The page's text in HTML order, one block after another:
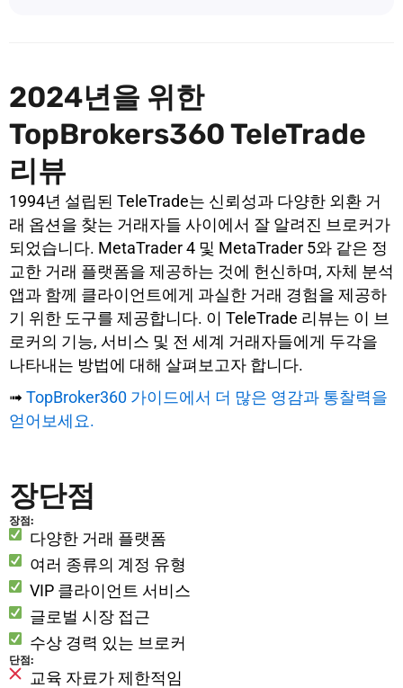
2024년을 위한
TopBrokers360 TeleTrade
리뷰
1994년 설립된 TeleTrade는 신뢰성과 다양한 외환 거
래 옵션을 찾는 거래자들 사이에서 잘 알려진 브로커가
되었습니다. MetaTrader 4 및 MetaTrader 5와 같은 정
교한 거래 플랫폼을 제공하는 것에 헌신하며, 자체 분석
앱과 함께 클라이언트에게 과실한 거래 경험을 제공하
기 위한 도구를 제공합니다. 이 TeleTrade 리뷰는 이 브
로커의 기능, 서비스 및 전 세계 거래자들에게 두각을
나타내는 방법에 대해 살펴보고자 합니다.
➟ TopBroker360 가이드에서 더 많은 영감과 통찰력을
얻어보세요.
장단점
장점:
다양한 거래 플랫폼
여러 종류의 계정 유형
VIP 클라이언트 서비스
글로벌 시장 접근
수상 경력 있는 브로커
단점:
교육 자료가 제한적임